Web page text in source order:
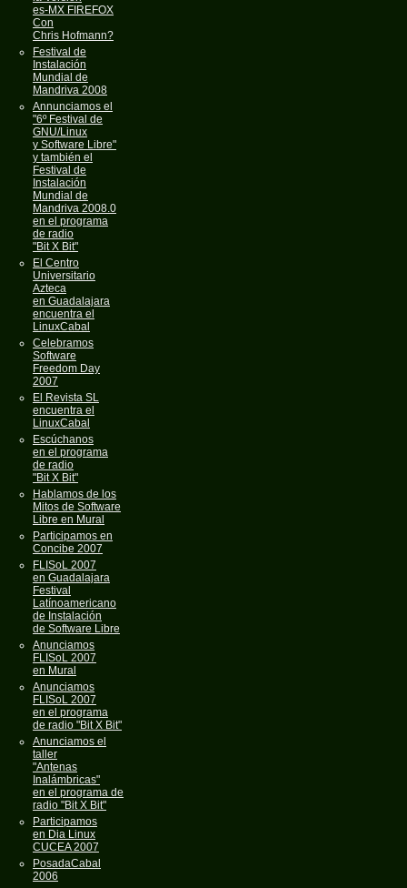
es-MX FIREFOX
Con
Chris Hofmann?
Festival de
Instalación
Mundial de
Mandriva 2008
Annunciamos el
"6º Festival de
GNU/Linux
y Software Libre"
y también el
Festival de
Instalación
Mundial de
Mandriva 2008.0
en el programa
de radio
"Bit X Bit"
El Centro
Universitario
Azteca
en Guadalajara
encuentra el
LinuxCabal
Celebramos
Software
Freedom Day
2007
El Revista SL
encuentra el
LinuxCabal
Escúchanos
en el programa
de radio
"Bit X Bit"
Hablamos de los
Mitos de Software
Libre en Mural
Participamos en
Concibe 2007
FLISoL 2007
en Guadalajara
Festival
Latínoamericano
de Instalación
de Software Libre
Anunciamos
FLISoL 2007
en Mural
Anunciamos
FLISoL 2007
en el programa
de radio "Bit X Bit"
Anunciamos el
taller
"Antenas
Inalámbricas"
en el programa de
radio "Bit X Bit"
Participamos
en Dia Linux
CUCEA 2007
PosadaCabal
2006